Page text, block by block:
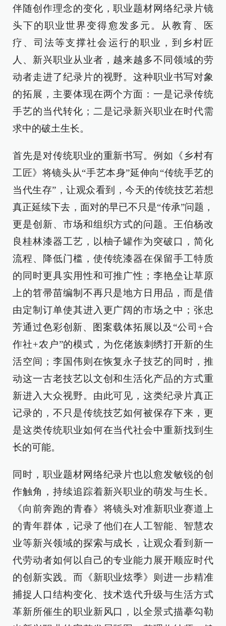
伴随创作理念的变化，职业题材网络纪录片镜
头下的职业世界变得愈发多元。从教育、医
疗、司法等支撑社会运行的职业，到乡村匠
人、新兴职业从业者，越来越多不同领域的劳
动者走进了纪录片的视野。这种职业书写对象
的拓展，主要体现在两个方面：一是记录传统
手艺的当代转化；二是记录新兴职业在时代需
求中的破土生长。
首先是对传统职业的重新书写。例如《乡村有
工匠》将镜头从“手艺本身”延伸向“传统手艺的
当代生存”，让观众看到，今天的传统技艺若想
真正延续下去，面对的早已不只是“传承”问题，
更是创新、市场和组织方式的问题。王伯杨改
良桂林漆器工艺，以柚子罐作为突破口，简化
流程、降低门槛，使传统漆器在保留手工特质
的同时更具实用性和可推广性；李艳垒让草原
上的笤帚苗编制不再只是地方日用品，而是借
由定制订单使其进入更广阔的市场之中；张忠
芳通过色彩创新、图案载体拓展以及“公司+合
作社+农户”的模式，为仡佬族刺绣打开新的生
活空间；李国伟则在恢复永子技艺的同时，推
动这一古老技艺以文创和生活化产品的方式重
新进入大众视野。由此可见，这类纪录片真正
记录的，不只是传统技艺如何被保存下来，更
是这类传统职业如何在当代社会中重新找到生
长的可能。
同时，职业题材网络纪录片也以愈发敏锐的创
作触角，持续追踪着新兴职业的萌发与生长。
《向前奔跑的青春》将镜头对准新职业赛道上
的青年群体，记录了他们在人工智能、智慧农
业等新兴领域的探索与成长，让观众看到新一
代劳动者如何以自己的专业能力展开顺应时代
的创新实践。而《新职业炫季》则进一步精准
捕捉人口结构变化、技术迭代升级与生活方式
革新所催生的职业新风口，以全景式描摹勾勒